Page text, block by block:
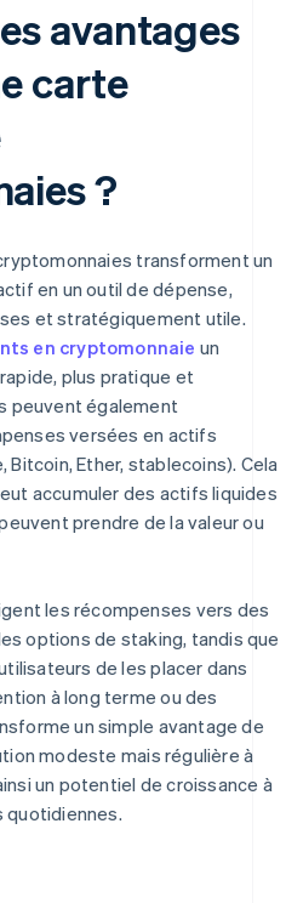
avantages
carte
?
transforment un
en un outil de dépense,
et stratégiquement utile.
en cryptomonnaie un
plus pratique et
peuvent également
versées en actifs
Ether, stablecoins). Cela
accumuler des actifs liquides
prendre de la valeur ou
les récompenses vers des
options de staking, tandis que
de les placer dans
à long terme ou des
un simple avantage de
modeste mais régulière à
un potentiel de croissance à
quotidiennes.